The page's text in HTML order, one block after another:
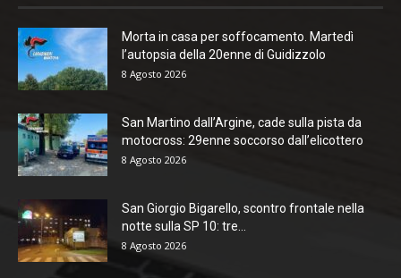
Morta in casa per soffocamento. Martedì
l’autopsia della 20enne di Guidizzolo
8 Agosto 2026
San Martino dall’Argine, cade sulla pista da
motocross: 29enne soccorso dall’elicottero
8 Agosto 2026
San Giorgio Bigarello, scontro frontale nella
notte sulla SP 10: tre...
8 Agosto 2026